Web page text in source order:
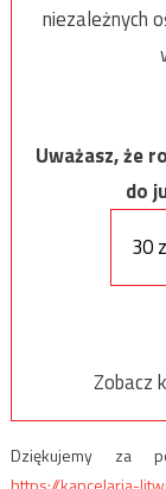
niezależnych
Uważasz, że
do
30
Zobacz
Dziękujemy za